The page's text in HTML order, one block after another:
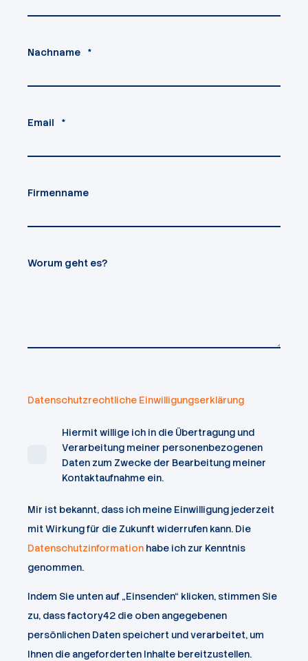
Nachname *
Email *
Firmenname
Worum geht es?
Datenschutzrechtliche Einwilligungserklärung
Hiermit willige ich in die Übertragung und
Verarbeitung meiner personenbezogenen
Daten zum Zwecke der Bearbeitung meiner
Kontaktaufnahme ein.
Mir ist bekannt, dass ich meine Einwilligung jederzeit
mit Wirkung für die Zukunft widerrufen kann. Die
Datenschutzinformation habe ich zur Kenntnis
genommen.
Indem Sie unten auf „Einsenden“ klicken, stimmen Sie
zu, dass factory42 die oben angegebenen
persönlichen Daten speichert und verarbeitet, um
Ihnen die angeforderten Inhalte bereitzustellen.